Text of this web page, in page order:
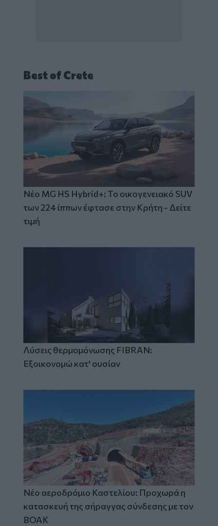
Best of Crete
Νέο MG HS Hybrid+: Το οικογενειακό SUV
των 224 ίππων έφτασε στην Κρήτη - Δείτε
τιμή
Λύσεις θερμομόνωσης FIBRAN:
Εξοικονομώ κατ' ουσίαν
Νέο αεροδρόμιο Καστελίου: Προχωρά η
κατασκευή της σήραγγας σύνδεσης με τον
ΒΟΑΚ